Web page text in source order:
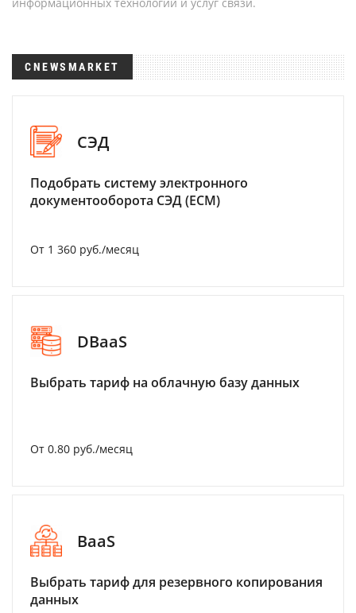
CNEWSMARKET
СЭД
Подобрать систему электронного
документооборота СЭД (ECM)
От 1 360 руб./месяц
DBaaS
Выбрать тариф на облачную базу данных
От 0.80 руб./месяц
BaaS
Выбрать тариф для резервного копирования
данных